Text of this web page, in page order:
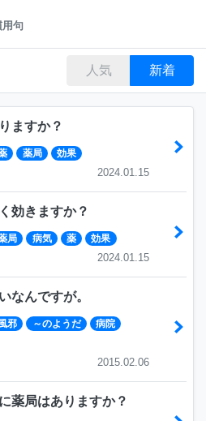
用句
人気 新着
ますか？
薬局 効果
2024.01.15
効きますか？
局 病気 薬 効果
2024.01.15
なんですが。
邪 ～のようだ
病院
2015.02.06
薬局はありますか？